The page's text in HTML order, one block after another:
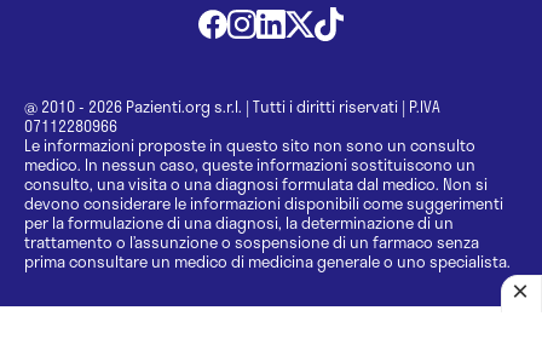
@ 2010 - 2026 Pazienti.org s.r.l. | Tutti i diritti riservati | P.IVA
07112280966
Le informazioni proposte in questo sito non sono un consulto
medico. In nessun caso, queste informazioni sostituiscono un
consulto, una visita o una diagnosi formulata dal medico. Non si
devono considerare le informazioni disponibili come suggerimenti
per la formulazione di una diagnosi, la determinazione di un
trattamento o l’assunzione o sospensione di un farmaco senza
prima consultare un medico di medicina generale o uno specialista.